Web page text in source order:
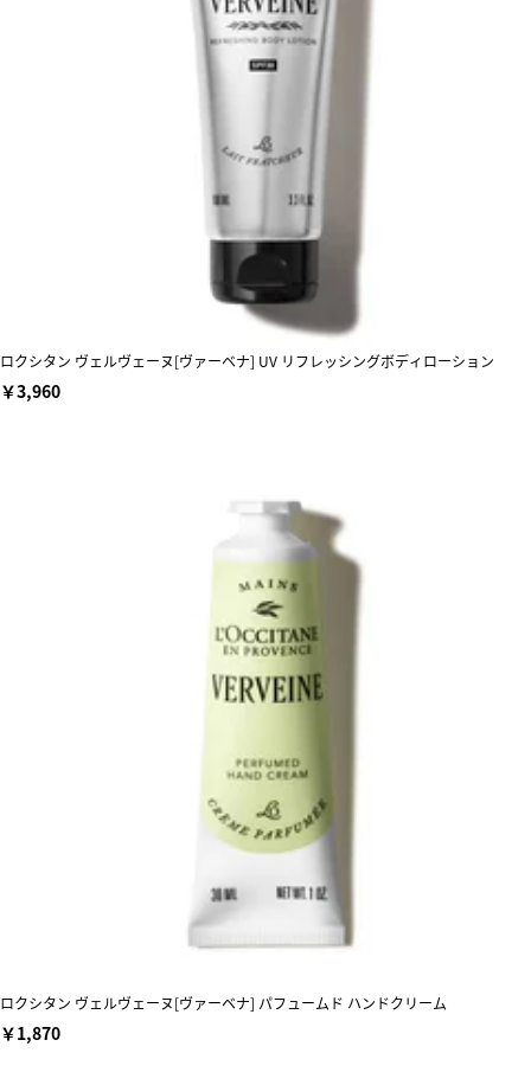
ロクシタン ヴェルヴェーヌ[ヴァーベナ] UV リフレッシングボディローション
￥3,960
ロクシタン ヴェルヴェーヌ[ヴァーベナ] パフュームド ハンドクリーム
￥1,870